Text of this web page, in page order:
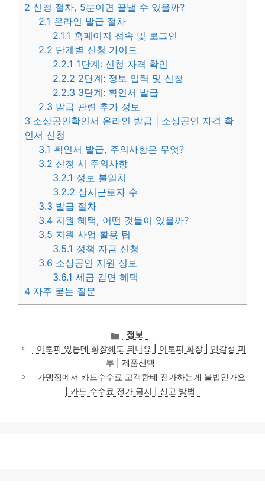
2 신청 절차, 5분이면 끝낼 수 있을까?
2.1 온라인 발급 절차
2.1.1 홈페이지 접속 및 로그인
2.2 단계별 신청 가이드
2.2.1 1단계: 신청 자격 확인
2.2.2 2단계: 정보 입력 및 신청
2.2.3 3단계: 확인서 발급
2.3 발급 관련 추가 정보
3 소상공인확인서 온라인 발급 | 소상공인 자격 확
인서 신청
3.1 확인서 발급, 주의사항은 무엇?
3.2 신청 시 주의사항
3.2.1 정보 불일치
3.2.2 상시근로자 수
3.3 발급 절차
3.4 지원 혜택, 어떤 것들이 있을까?
3.5 지원 사업 활용 팁
3.5.1 정책 자금 신청
3.6 소상공인 지원 정보
3.6.1 세금 감면 혜택
4 자주 묻는 질문
카
테
고
리
정보
아토피 있는데 화장해도 되나요 | 아토피 화장 | 민감성 피
부 | 제품선택
가맹점에서 카드수수료 고객한테 전가하는게 불법인가요
| 카드 수수료 전가 금지 | 신고 방법